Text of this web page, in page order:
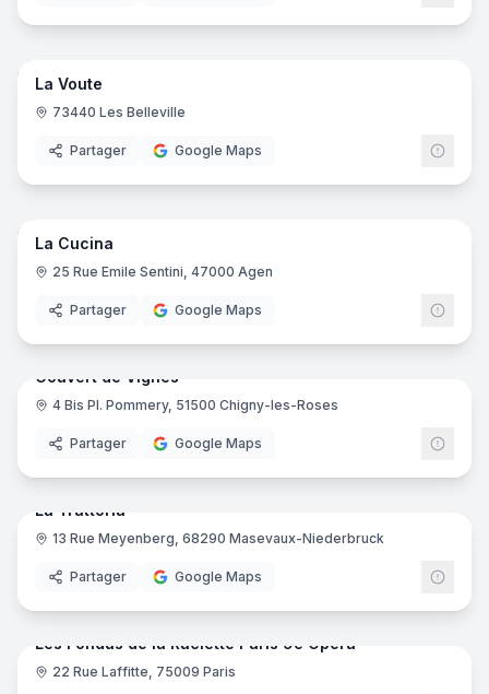
8
La Voute
73440 Les Belleville
Partager Google Maps
7
La Cucina
25 Rue Emile Sentini, 47000 Agen
Partager Google Maps
Couvert de Vignes
4 Bis Pl. Pommery, 51500 Chigny-les-Roses
Partager Google Maps
18
La Trattoria
13 Rue Meyenberg, 68290 Masevaux-Niederbruck
Partager Google Maps
16
Les Fondus de la Raclette Paris 9e Opéra
22 Rue Laffitte, 75009 Paris